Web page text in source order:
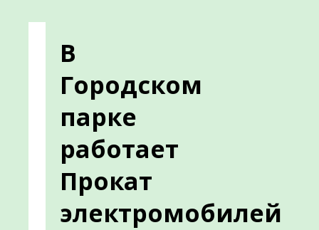
В
Городском
парке
работает
Прокат
электромобилей